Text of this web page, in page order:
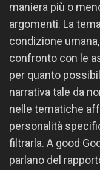
maniera più o
argomenti. La
condizione
confronto con le
per quanto
narrativa tale da
nelle tematiche
personalità
filtrarla. A good
parlano del